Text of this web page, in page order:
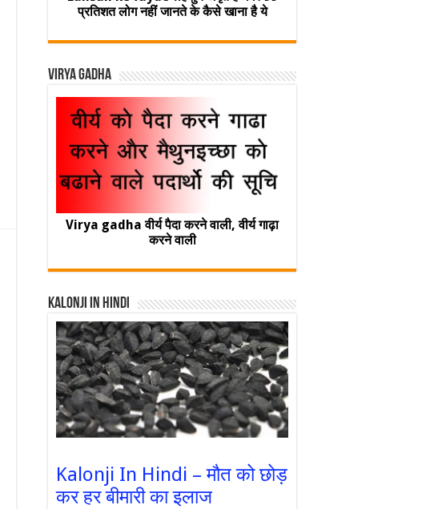
प्रतिशत लोग नहीं जानते के कैसे खाना है ये
Virya Gadha
Virya gadha वीर्य पैदा करने वाली, वीर्य गाढ़ा
करने वाली
Kalonji In Hindi
Kalonji In Hindi – मौत को छोड़
कर हर बीमारी का इलाज